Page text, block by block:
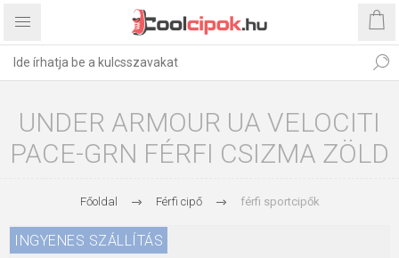
UNDER ARMOUR UA VELOCITI
PACE-GRN FÉRFI CSIZMA ZÖLD
Főoldal Férfi cipő férfi sportcipők
INGYENES SZÁLLÍTÁS